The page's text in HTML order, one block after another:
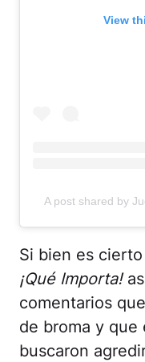
View
A post shared by
Si bien es
¡Qué Importa!
comentarios
de broma y que
buscaron